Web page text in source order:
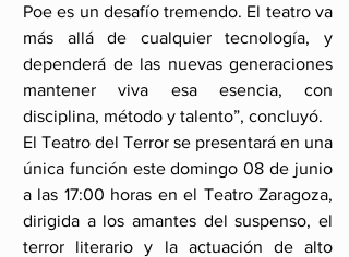
Poe es un desafío tremendo. El teatro va
más allá de cualquier tecnología, y
dependerá de las nuevas generaciones
mantener viva esa esencia, con
disciplina, método y talento”, concluyó.
El Teatro del Terror se presentará en una
única función este domingo 08 de junio
a las 17:00 horas en el Teatro Zaragoza,
dirigida a los amantes del suspenso, el
terror literario y la actuación de alto